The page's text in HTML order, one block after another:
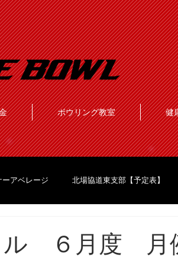
ボウリング教室 健
ーアベレージ 北場協道東支部【予定表】
ル ６月度 月